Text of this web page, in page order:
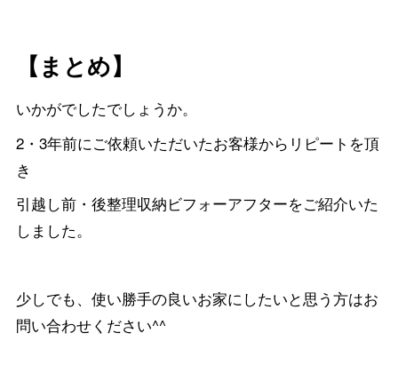
【まとめ】
いかがでしたでしょうか。
2・3年前にご依頼いただいたお客様からリピートを頂
き
引越し前・後整理収納ビフォーアフターをご紹介いた
しました。
少しでも、使い勝手の良いお家にしたいと思う方はお
問い合わせください^^